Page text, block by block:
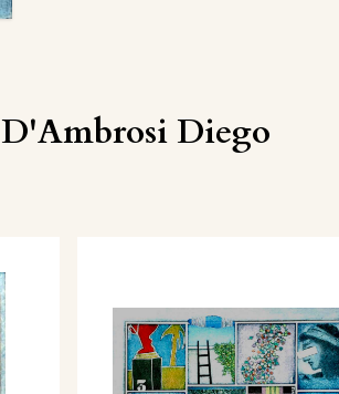
D'Ambrosi Diego